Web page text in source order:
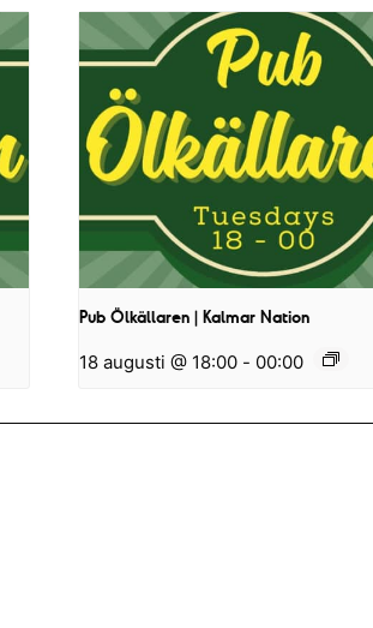
Pub Ölkällaren | Kalmar Nation
18 augusti @ 18:00 - 00:00